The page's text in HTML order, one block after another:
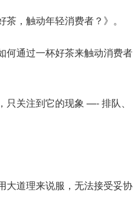
，触动年轻消费者？》。
何通过一杯好茶来触动消费者
关注到它的现象 —- 排队、
大道理来说服，无法接受妥协